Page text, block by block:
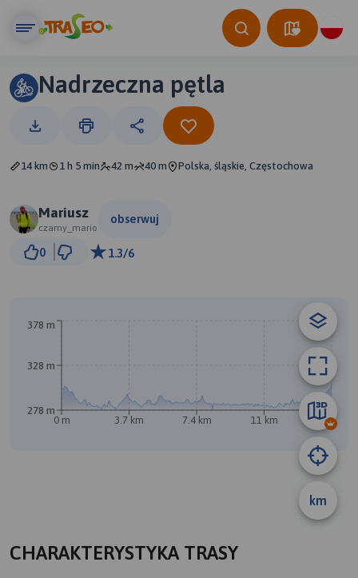
Nadrzeczna pętla
14 km 1 h 5 min 42 m 40 m Polska, śląskie, Częstochowa
Mariusz
czarny_mario
obserwuj
0 1.3/6
km
0 m 3.7 km 7.4 km 11 km 14 km
278 m
328 m
378 m
CHARAKTERYSTYKA TRASY